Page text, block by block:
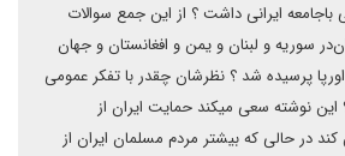
ایرانی داشت ؟ از این جمع سوالات
سوریه و لبنان و یمن و افغانستان و جهان
اورپا پرسیده شد ؟ نظرشان چقدر با تفکر عمومی
این نوشته سعی میکند حمایت ایران از
کند در حالی که بیشتر مردم مسلمان ایران از